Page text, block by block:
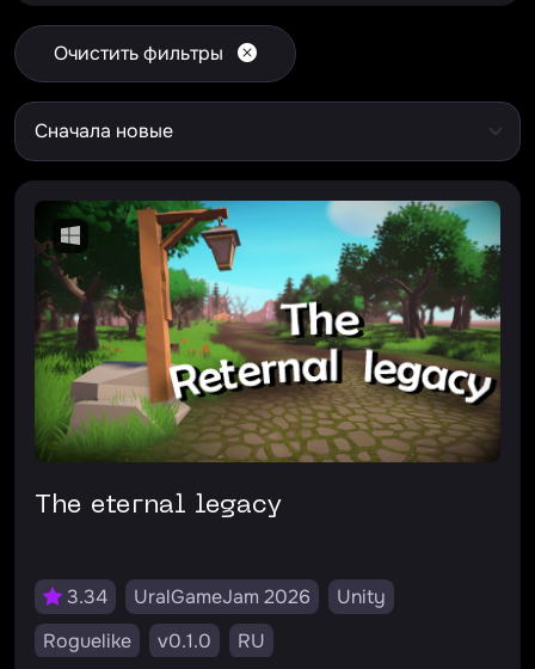
Очистить фильтры
The eternal legacy
3.34 UralGameJam 2026
Unity
Roguelike
v0.1.0
RU